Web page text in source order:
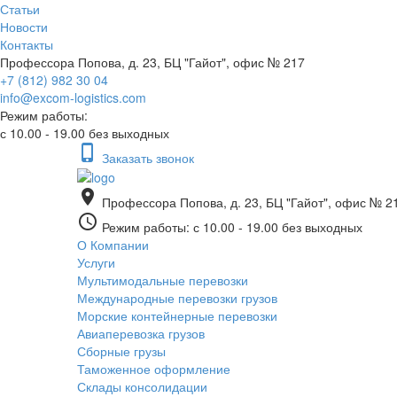
Статьи
Новости
Контакты
Профессора Попова, д. 23, БЦ "Гайот", офис № 217
+7 (812) 982 30 04
info@excom-logistics.com
Режим работы:
с 10.00 - 19.00 без выходных
phone_iphone Заказать звонок
place Профессора Попова, д. 23, БЦ "Гайот", офис №
access_time Режим работы: с 10.00 - 19.00 без выходных
О Компании
Услуги
Мультимодальные перевозки
Международные перевозки грузов
Морские контейнерные перевозки
Авиаперевозка грузов
Сборные грузы
Таможенное оформление
Склады консолидации